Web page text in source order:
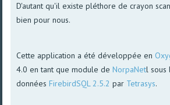
D'autant qu'il existe pléthore de crayon
bien pour nous.
Cette application a été développée en
4.0 en tant que module deNorpaNetl sous
donnéesFirebirdSQL 2.5.2 par Tetrasys.